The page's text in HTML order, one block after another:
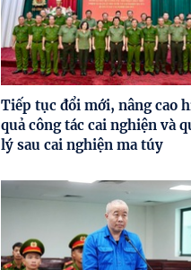
Tiếp tục đổi mới, nâng cao
quả công tác cai nghiện và
lý sau cai nghiện ma túy